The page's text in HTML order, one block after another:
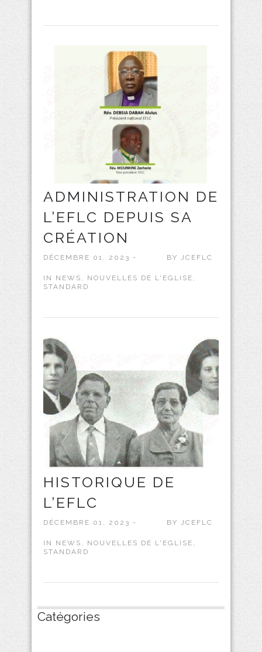
ADMINISTRATION DE
L’EFLC DEPUIS SA
CRÉATION
DÉCEMBRE 01, 2023 - BY JCEFLC
IN NEWS , NOUVELLES DE L'EGLISE ,
STANDARD
HISTORIQUE DE
L’EFLC
DÉCEMBRE 01, 2023 - BY JCEFLC
IN NEWS , NOUVELLES DE L'EGLISE ,
STANDARD
Catégories